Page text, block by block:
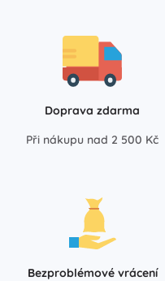
Doprava zdarma
Při nákupu nad 2 500 Kč
Bezproblémové vrácení